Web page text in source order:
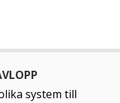
system till